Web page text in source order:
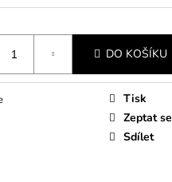
DO KOŠÍKU
Tisk
Zeptat se
Sdílet